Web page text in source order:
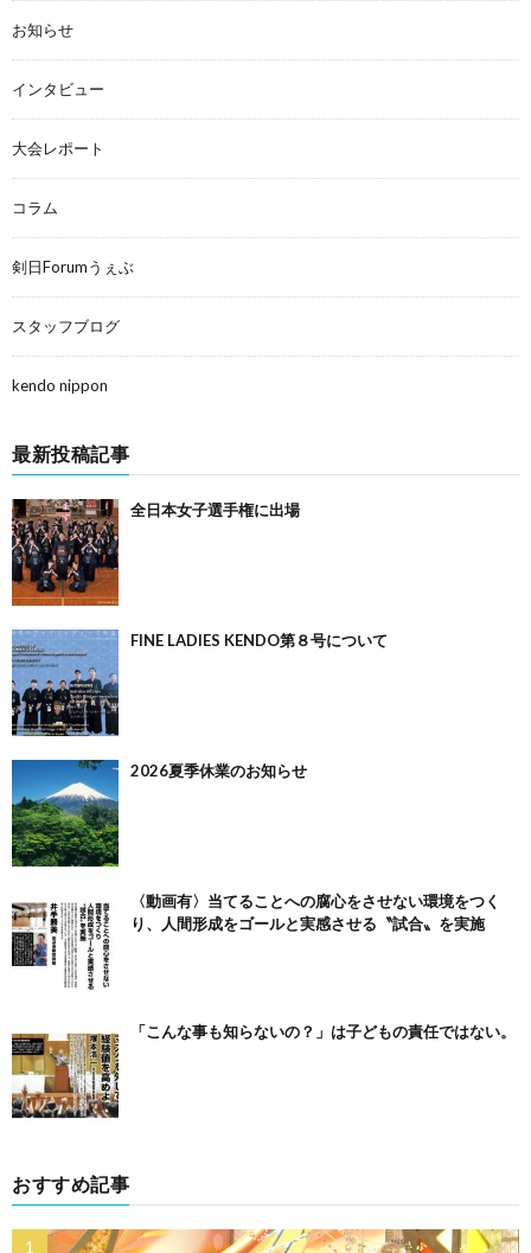
お知らせ
インタビュー
大会レポート
コラム
剣日Forumうぇぶ
スタッフブログ
kendo nippon
最新投稿記事
全日本女子選手権に出場
FINE LADIES KENDO第８号について
2026夏季休業のお知らせ
〈動画有〉当てることへの腐心をさせない環境をつく
り、人間形成をゴールと実感させる〝試合〟を実施
「こんな事も知らないの？」は子どもの責任ではない。
おすすめ記事